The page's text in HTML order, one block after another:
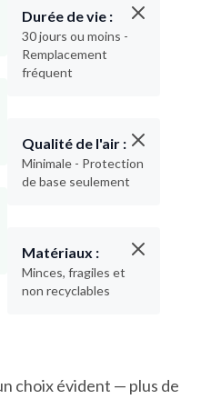
Durée de vie :
30 jours ou moins -
Remplacement
fréquent
Qualité de l'air :
Minimale - Protection
de base seulement
Matériaux :
Minces, fragiles et
non recyclables
choix évident — plus de